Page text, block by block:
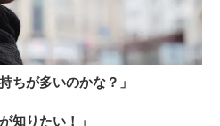
ちが多いのかな？」
知りたい！」